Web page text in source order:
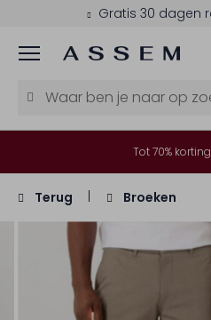
Gratis 30 dagen
Menu
Tot 70%
Terug Broeken